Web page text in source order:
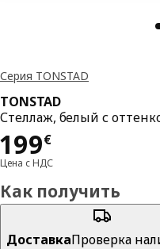
Серия TONSTAD
TONSTAD
Стеллаж, белый с
199€
Цена 199€
Цена с НДС
Как получить
ДоставкаПроверка